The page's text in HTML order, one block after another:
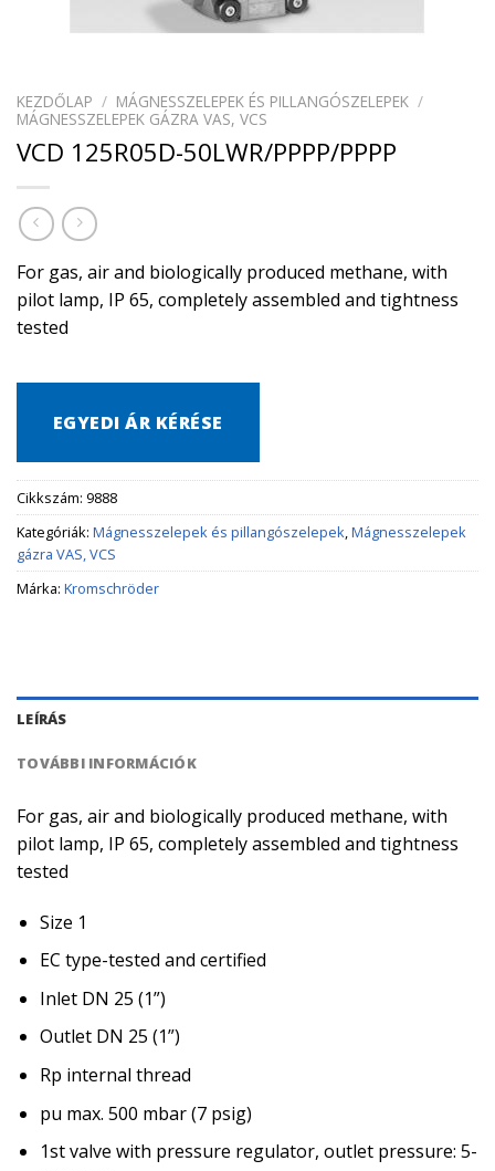
KEZDŐLAP / MÁGNESSZELEPEK ÉS PILLANGÓSZELEPEK /
MÁGNESSZELEPEK GÁZRA VAS, VCS
VCD 125R05D-50LWR/PPPP/PPPP
For gas, air and biologically produced methane, with
pilot lamp, IP 65, completely assembled and tightness
tested
EGYEDI ÁR KÉRÉSE
Cikkszám: 9888
Kategóriák: Mágnesszelepek és pillangószelepek,Mágnesszelepek
gázra VAS, VCS
Márka: Kromschröder
LEÍRÁS
TOVÁBBI INFORMÁCIÓK
For gas, air and biologically produced methane, with
pilot lamp, IP 65, completely assembled and tightness
tested
Size 1
EC type-tested and certified
Inlet DN 25 (1”)
Outlet DN 25 (1”)
Rp internal thread
pu max. 500 mbar (7 psig)
1st valve with pressure regulator, outlet pressure: 5-